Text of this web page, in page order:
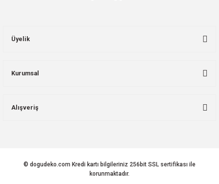
Üyelik
Kurumsal
Alışveriş
© dogudeko.com Kredi kartı bilgileriniz 256bit SSL sertifikası ile
korunmaktadır.